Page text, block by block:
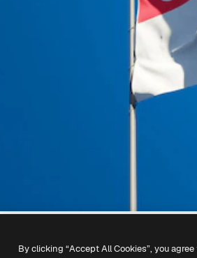
By clicking “Accept All Cookies”, you